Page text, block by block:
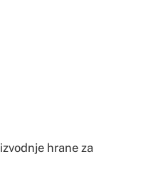
hrane za